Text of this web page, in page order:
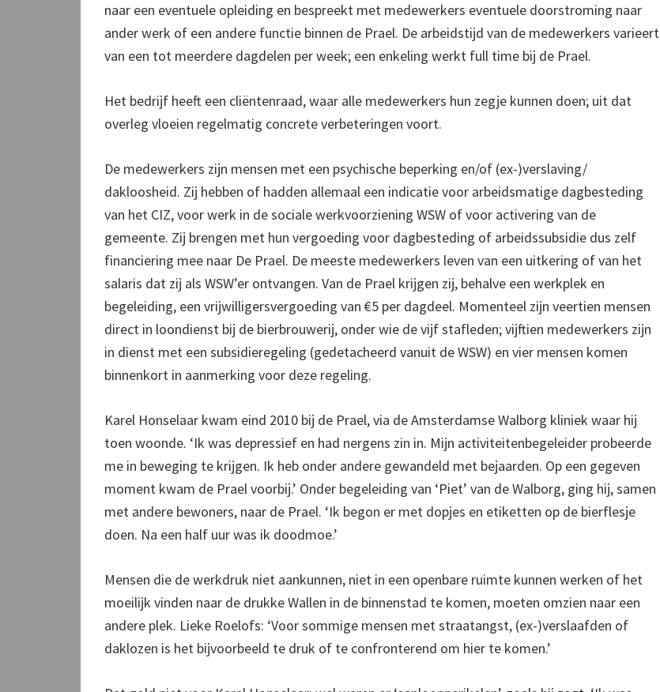
naar een eventuele opleiding en bespreekt met medewerkers eventuele doorstroming naar
ander werk of een andere functie binnen de Prael. De arbeidstijd van de medewerkers varieert
van een tot meerdere dagdelen per week; een enkeling werkt full time bij de Prael.
Het bedrijf heeft een cliëntenraad, waar alle medewerkers hun zegje kunnen doen; uit dat
overleg vloeien regelmatig concrete verbeteringen voort.
De medewerkers zijn mensen met een psychische beperking en/of (ex-)verslaving/
dakloosheid. Zij hebben of hadden allemaal een indicatie voor arbeidsmatige dagbesteding
van het CIZ, voor werk in de sociale werkvoorziening WSW of voor activering van de
gemeente. Zij brengen met hun vergoeding voor dagbesteding of arbeidssubsidie dus zelf
financiering mee naar De Prael. De meeste medewerkers leven van een uitkering of van het
salaris dat zij als WSW’er ontvangen. Van de Prael krijgen zij, behalve een werkplek en
begeleiding, een vrijwilligersvergoeding van €5 per dagdeel. Momenteel zijn veertien mensen
direct in loondienst bij de bierbrouwerij, onder wie de vijf stafleden; vijftien medewerkers zijn
in dienst met een subsidieregeling (gedetacheerd vanuit de WSW) en vier mensen komen
binnenkort in aanmerking voor deze regeling.
Karel Honselaar kwam eind 2010 bij de Prael, via de Amsterdamse Walborg kliniek waar hij
toen woonde. ‘Ik was depressief en had nergens zin in. Mijn activiteitenbegeleider probeerde
me in beweging te krijgen. Ik heb onder andere gewandeld met bejaarden. Op een gegeven
moment kwam de Prael voorbij.’ Onder begeleiding van ‘Piet’ van de Walborg, ging hij, samen
met andere bewoners, naar de Prael. ‘Ik begon er met dopjes en etiketten op de bierflesje
doen. Na een half uur was ik doodmoe.’
Mensen die de werkdruk niet aankunnen, niet in een openbare ruimte kunnen werken of het
moeilijk vinden naar de drukke Wallen in de binnenstad te komen, moeten omzien naar een
andere plek. Lieke Roelofs: ‘Voor sommige mensen met straatangst, (ex-)verslaafden of
daklozen is het bijvoorbeeld te druk of te confronterend om hier te komen.’